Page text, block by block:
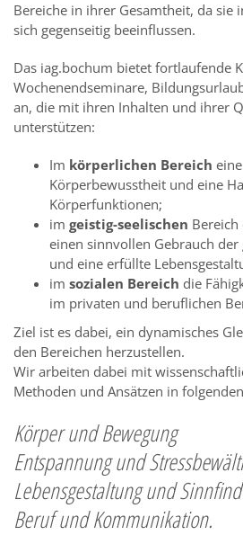
Bereiche in ihrer Gesamtheit, da sie
sich gegenseitig beeinflussen.
Das iag.bochum bietet fortlaufende
Wochenendseminare,
an, die mit ihren Inhalten und ihrer
unterstützen:
Im körperlichen Bereich
Körperbewusstheit und eine
Körperfunktionen;
im geistig-seelischen Bereich
einen sinnvollen Gebrauch der
und eine erfüllte
im sozialen Bereich die
im privaten und beruflichen
Ziel ist es dabei, ein dynamisches
den Bereichen herzustellen.
Wir arbeiten dabei mit
Methoden und Ansätzen in
Körper und Bewegung
Entspannung und
Lebensgestaltung und
Beruf und Kommunikation.